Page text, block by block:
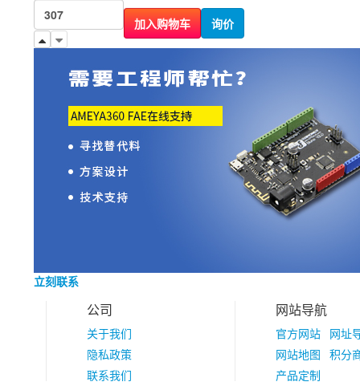
加入购物车
询价
立刻联系
公司
关于我们
隐私政策
联系我们
网站导航
官方网站 网址
网站地图 积分
产品定制